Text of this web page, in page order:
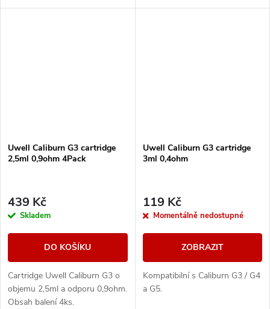
Uwell Caliburn G3 cartridge
2,5ml 0,9ohm 4Pack
439 Kč
Skladem
DO KOŠÍKU
Cartridge Uwell Caliburn G3 o
objemu 2,5ml a odporu 0,9ohm.
Obsah balení 4ks.
Uwell Caliburn G3 cartridge
3ml 0,4ohm
119 Kč
Momentálně nedostupné
ZOBRAZIT
Kompatibilní s Caliburn G3 / G4
a G5.